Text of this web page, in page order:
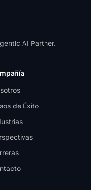
AI Partner.
de Éxito